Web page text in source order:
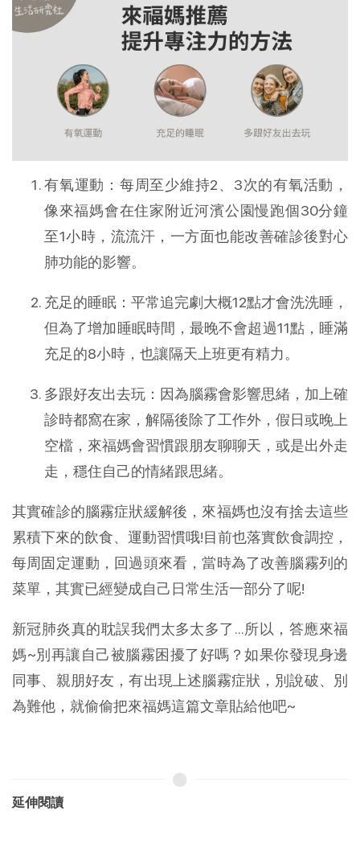
有氧運動：每周至少維持2、3次的有氧活動，
像來福媽會在住家附近河濱公園慢跑個30分鐘
至1小時，流流汗，一方面也能改善確診後對心
肺功能的影響。
充足的睡眠：平常追完劇大概12點才會洗洗睡，
但為了增加睡眠時間，最晚不會超過11點，睡滿
充足的8小時，也讓隔天上班更有精力。
多跟好友出去玩：因為腦霧會影響思緒，加上確
診時都窩在家，解隔後除了工作外，假日或晚上
空檔，來福媽會習慣跟朋友聊聊天，或是出外走
走，穩住自己的情緒跟思緒。
其實確診的腦霧症狀緩解後，來福媽也沒有捨去這些
累積下來的飲食、運動習慣哦!目前也落實飲食調控，
每周固定運動，回過頭來看，當時為了改善腦霧列的
菜單，其實已經變成自己日常生活一部分了呢!
新冠肺炎真的耽誤我們太多太多了...所以，答應來福
媽~別再讓自己被腦霧困擾了好嗎？如果你發現身邊
同事、親朋好友，有出現上述腦霧症狀，別說破、別
為難他，就偷偷把來福媽這篇文章貼給他吧~
延伸閱讀